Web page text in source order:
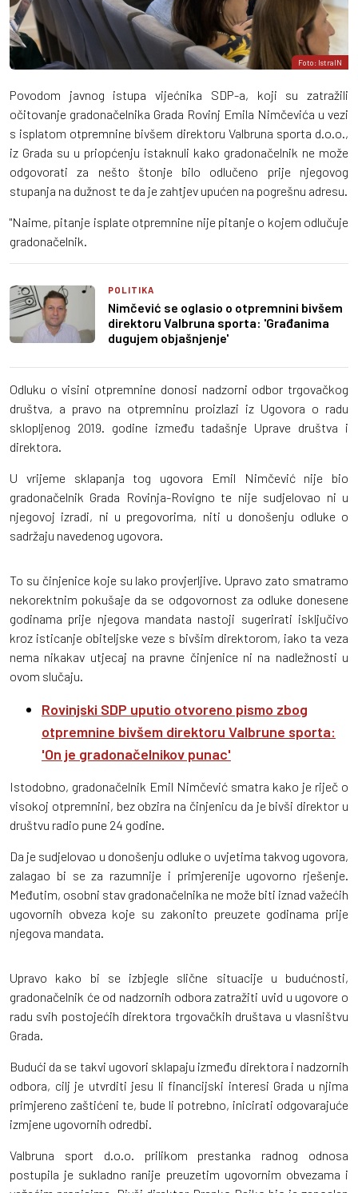
Foto: IstraIN
Povodom javnog istupa vijećnika SDP-a, koji su zatražili
očitovanje gradonačelnika Grada Rovinj Emila Nimčevića u vezi
s isplatom otpremnine bivšem direktoru Valbruna sporta d.o.o.,
iz Grada su u priopćenju istaknuli kako gradonačelnik ne može
odgovorati za nešto štonje bilo odlučeno prije njegovog
stupanja na dužnost te da je zahtjev upućen na pogrešnu adresu.
"Naime, pitanje isplate otpremnine nije pitanje o kojem odlučuje
gradonačelnik.
POLITIKA
Nimčević se oglasio o otpremnini bivšem
direktoru Valbruna sporta: 'Građanima
dugujem objašnjenje'
Odluku o visini otpremnine donosi nadzorni odbor trgovačkog
društva, a pravo na otpremninu proizlazi iz Ugovora o radu
sklopljenog 2019. godine između tadašnje Uprave društva i
direktora.
U vrijeme sklapanja tog ugovora Emil Nimčević nije bio
gradonačelnik Grada Rovinja-Rovigno te nije sudjelovao ni u
njegovoj izradi, ni u pregovorima, niti u donošenju odluke o
sadržaju navedenog ugovora.
To su činjenice koje su lako provjerljive. Upravo zato smatramo
nekorektnim pokušaje da se odgovornost za odluke donesene
godinama prije njegova mandata nastoji sugerirati isključivo
kroz isticanje obiteljske veze s bivšim direktorom, iako ta veza
nema nikakav utjecaj na pravne činjenice ni na nadležnosti u
ovom slučaju.
Rovinjski SDP uputio otvoreno pismo zbog
otpremnine bivšem direktoru Valbrune sporta:
'On je gradonačelnikov punac'
Istodobno, gradonačelnik Emil Nimčević smatra kako je riječ o
visokoj otpremnini, bez obzira na činjenicu da je bivši direktor u
društvu radio pune 24 godine.
Da je sudjelovao u donošenju odluke o uvjetima takvog ugovora,
zalagao bi se za razumnije i primjerenije ugovorno rješenje.
Međutim, osobni stav gradonačelnika ne može biti iznad važećih
ugovornih obveza koje su zakonito preuzete godinama prije
njegova mandata.
Upravo kako bi se izbjegle slične situacije u budućnosti,
gradonačelnik će od nadzornih odbora zatražiti uvid u ugovore o
radu svih postojećih direktora trgovačkih društava u vlasništvu
Grada.
Budući da se takvi ugovori sklapaju između direktora i nadzornih
odbora, cilj je utvrditi jesu li financijski interesi Grada u njima
primjereno zaštićeni te, bude li potrebno, inicirati odgovarajuće
izmjene ugovornih odredbi.
Valbruna sport d.o.o. prilikom prestanka radnog odnosa
postupila je sukladno ranije preuzetim ugovornim obvezama i